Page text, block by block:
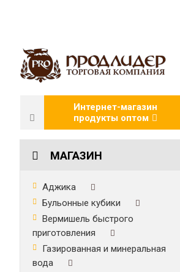
Интернет-магазин
продукты оптом
МАГАЗИН
Аджика
Бульонные кубики
Вермишель быстрого
приготовления
Газированная и минеральная
вода